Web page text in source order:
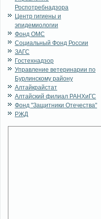
Роспотребнадзора
Центр гигиены и
эпидемиологии
Фонд ОМС
Социальный Фонд России
ЗАГС
Гостехнадзор
Управление ветеринарии по
Бурлинскому району
Алтайкрайстат
Алтайский филиал РАНХиГС
Фонд "Защитники Отечества"
РЖД